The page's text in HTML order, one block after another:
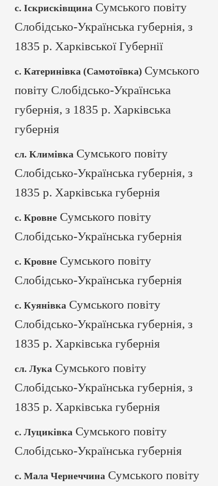
с. Іскрисківщина Сумського повіту
Слобідсько-Українська губернія, з
1835 р. Харківської Губернії
с. Катеринівка (Самотоївка) Сумського
повіту Слобідсько-Українська
губернія, з 1835 р. Харківська
губернія
сл. Климівка Сумського повіту
Слобідсько-Українська губернія, з
1835 р. Харківська губернія
с. Кровне Сумського повіту
Слобідсько-Українська губернія
с. Кровне Сумського повіту
Слобідсько-Українська губернія
с. Куянівка Сумського повіту
Слобідсько-Українська губернія, з
1835 р. Харківська губернія
сл. Лука Сумського повіту
Слобідсько-Українська губернія, з
1835 р. Харківська губернія
с. Луциківка Сумського повіту
Слобідсько-Українська губернія
с. Мала Чернеччина Сумського повіту